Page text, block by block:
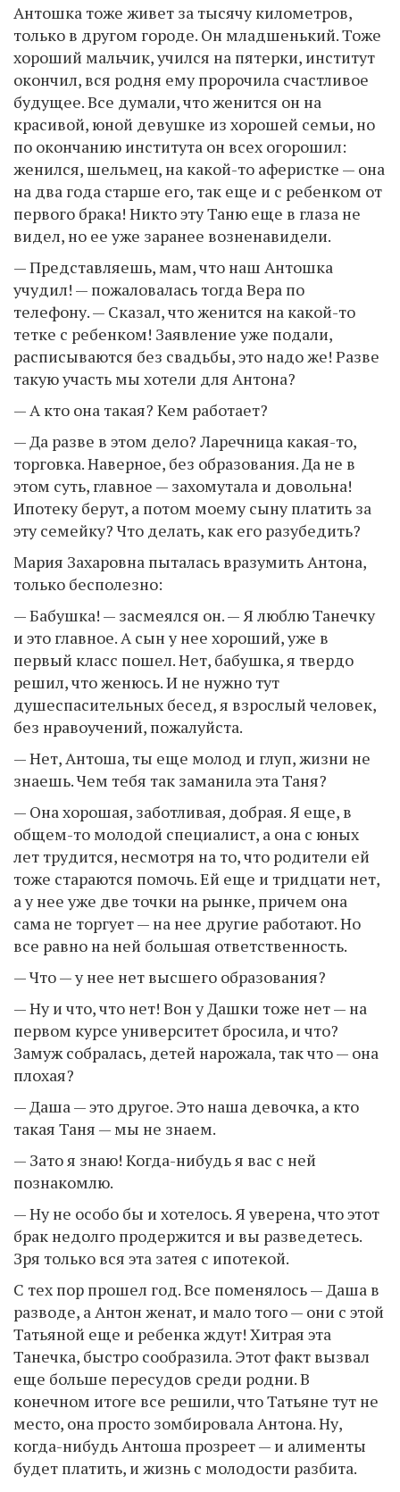
Антошка тоже живет за тысячу километров,
только в другом городе. Он младшенький. Тоже
хороший мальчик, учился на пятерки, институт
окончил, вся родня ему пророчила счастливое
будущее. Все думали, что женится он на
красивой, юной девушке из хорошей семьи, но
по окончанию института он всех огорошил:
женился, шельмец, на какой-то аферистке — она
на два года старше его, так еще и с ребенком от
первого брака! Никто эту Таню еще в глаза не
видел, но ее уже заранее возненавидели.
— Представляешь, мам, что наш Антошка
учудил! — пожаловалась тогда Вера по
телефону. — Сказал, что женится на какой-то
тетке с ребенком! Заявление уже подали,
расписываются без свадьбы, это надо же! Разве
такую участь мы хотели для Антона?
— А кто она такая? Кем работает?
— Да разве в этом дело? Ларечница какая-то,
торговка. Наверное, без образования. Да не в
этом суть, главное — захомутала и довольна!
Ипотеку берут, а потом моему сыну платить за
эту семейку? Что делать, как его разубедить?
Мария Захаровна пыталась вразумить Антона,
только бесполезно:
— Бабушка! — засмеялся он. — Я люблю Танечку
и это главное. А сын у нее хороший, уже в
первый класс пошел. Нет, бабушка, я твердо
решил, что женюсь. И не нужно тут
душеспасительных бесед, я взрослый человек,
без нравоучений, пожалуйста.
— Нет, Антоша, ты еще молод и глуп, жизни не
знаешь. Чем тебя так заманила эта Таня?
— Она хорошая, заботливая, добрая. Я еще, в
общем-то молодой специалист, а она с юных
лет трудится, несмотря на то, что родители ей
тоже стараются помочь. Ей еще и тридцати нет,
а у нее уже две точки на рынке, причем она
сама не торгует — на нее другие работают. Но
все равно на ней большая ответственность.
— Что — у нее нет высшего образования?
— Ну и что, что нет! Вон у Дашки тоже нет — на
первом курсе университет бросила, и что?
Замуж собралась, детей нарожала, так что — она
плохая?
— Даша — это другое. Это наша девочка, а кто
такая Таня — мы не знаем.
— Зато я знаю! Когда-нибудь я вас с ней
познакомлю.
— Ну не особо бы и хотелось. Я уверена, что этот
брак недолго продержится и вы разведетесь.
Зря только вся эта затея с ипотекой.
С тех пор прошел год. Все поменялось — Даша в
разводе, а Антон женат, и мало того — они с этой
Татьяной еще и ребенка ждут! Хитрая эта
Танечка, быстро сообразила. Этот факт вызвал
еще больше пересудов среди родни. В
конечном итоге все решили, что Татьяне тут не
место, она просто зомбировала Антона. Ну,
когда-нибудь Антоша прозреет — и алименты
будет платить, и жизнь с молодости разбита.